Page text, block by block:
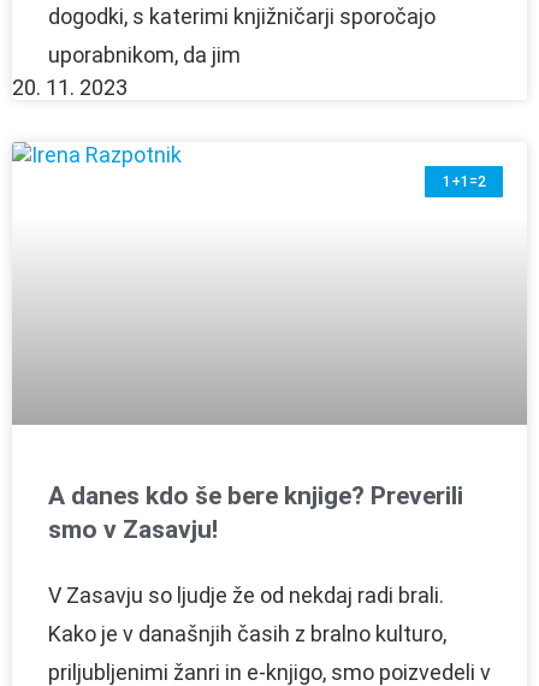
dogodki, s katerimi knjižničarji sporočajo
uporabnikom, da jim
20. 11. 2023
1+1=2
A danes kdo še bere knjige? Preverili
smo v Zasavju!
V Zasavju so ljudje že od nekdaj radi brali.
Kako je v današnjih časih z bralno kulturo,
priljubljenimi žanri in e-knjigo, smo poizvedeli v